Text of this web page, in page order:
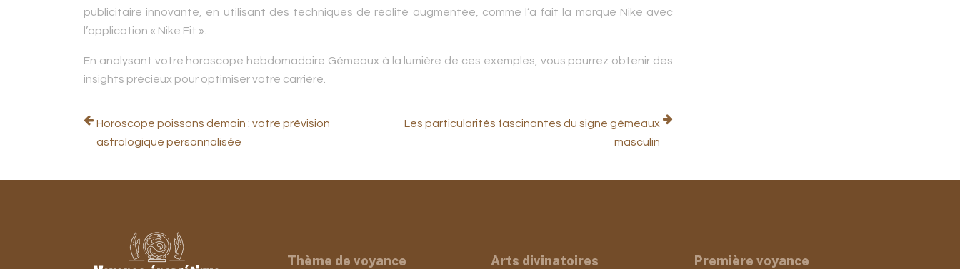
publicitaire innovante, en utilisant des techniques de réalité augmentée, comme l’a fait la marque Nike avec
l’application « Nike Fit ».
En analysant votre horoscope hebdomadaire Gémeaux à la lumière de ces exemples, vous pourrez obtenir des
insights précieux pour optimiser votre carrière.
Horoscope poissons demain : votre prévision
astrologique personnalisée
Les particularités fascinantes du signe gémeaux
masculin
Thème de voyance Arts divinatoires Première voyance